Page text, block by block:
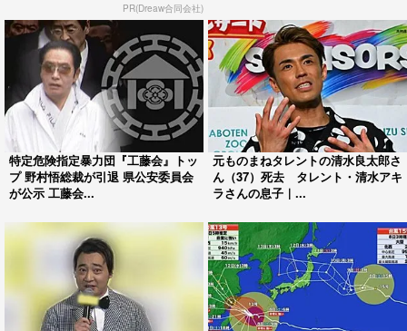
PR(Dreaw合同会社)
特定危険指定暴力団『工藤会』トッ
プ 野村悟総裁が引退 県公安委員会
が公示 工藤会...
元ものまねタレントの清水良太郎さ
ん（37）死去 タレント・清水アキ
ラさんの息子｜...